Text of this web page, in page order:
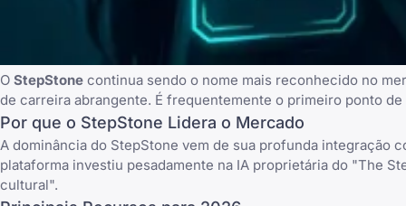
O StepStone continua sendo o nome mais reconhecido no
de carreira abrangente. É frequentemente o primeiro ponto
Por que o StepStone Lidera o Mercado
A dominância do StepStone vem de sua profunda integração
plataforma investiu pesadamente na IA proprietária do "The
cultural".